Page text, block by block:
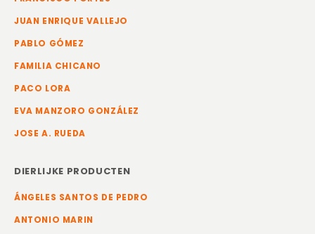
JUAN ENRIQUE VALLEJO
PABLO GÓMEZ
FAMILIA CHICANO
PACO LORA
EVA MANZORO GONZÁLEZ
JOSE A. RUEDA
DIERLIJKE PRODUCTEN
ÁNGELES SANTOS DE PEDRO
ANTONIO MARIN